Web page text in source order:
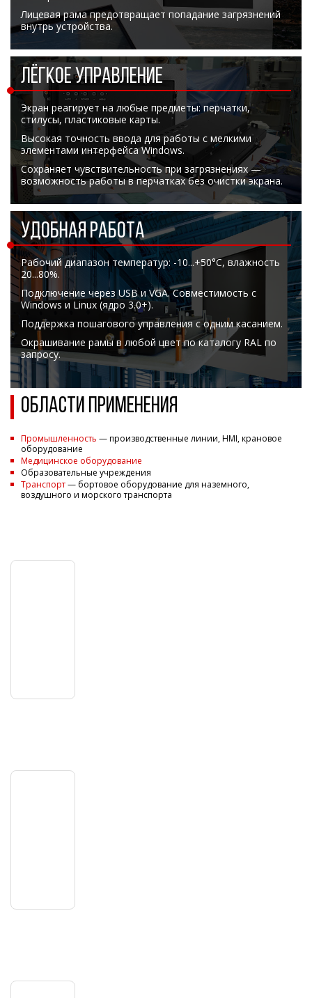
диагональю до 55
дюймов
мониторы для
жестового
управления
Промышленные
мониторы для
монтажа на стену
Боковые
Лицевая рама предотвращает попадание загрязнений
внутрь устройства.
ЛЁГКОЕ УПРАВЛЕНИЕ
Экран реагирует на любые предметы: перчатки,
стилусы, пластиковые карты.
Высокая точность ввода для работы с мелкими
элементами интерфейса Windows.
Сохраняет чувствительность при загрязнениях —
возможность работы в перчатках без очистки экрана.
УДОБНАЯ РАБОТА
Рабочий диапазон температур: -10...+50°C, влажность
20...80%.
Подключение через USB и VGA. Совместимость с
Windows и Linux (ядро 3.0+).
Поддержка пошагового управления с одним касанием.
Окрашивание рамы в любой цвет по каталогу RAL по
запросу.
ОБЛАСТИ ПРИМЕНЕНИЯ
Промышленность — производственные линии, HMI, крановое
оборудование
Медицинское оборудование
Образовательные учреждения
Транспорт— бортовое оборудование для наземного,
воздушного и морского транспорта